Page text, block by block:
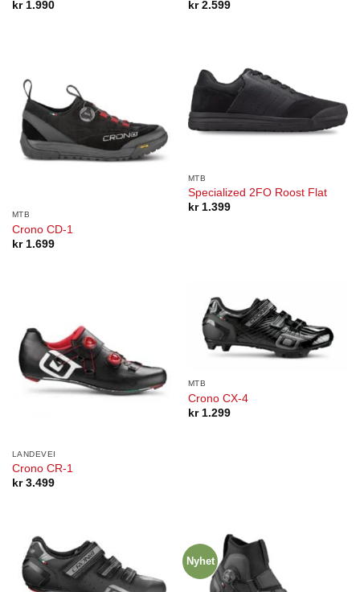
kr1.990 kr2.599
MTB
Crono CD-1
kr1.699
MTB
Specialized 2FO Roost Flat
kr1.399
LANDEVEI
Crono CR-1
kr3.499
MTB
Crono CX-4
kr1.299
Nyhet